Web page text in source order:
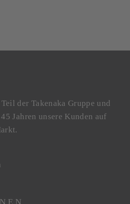
der Takenaka Gruppe und
Jahren unsere Kunden auf